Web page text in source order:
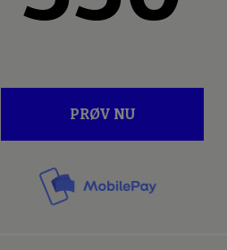
PRØV NU